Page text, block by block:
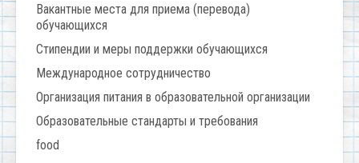
Вакантные места для приема (перевода)
обучающихся
Стипендии и меры поддержки обучающихся
Международное сотрудничество
Организация питания в образовательной организации
Образовательные стандарты и требования
food